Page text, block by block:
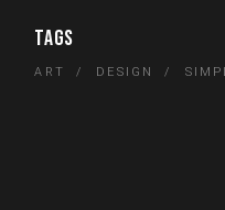
TAGS
ART DESIGN